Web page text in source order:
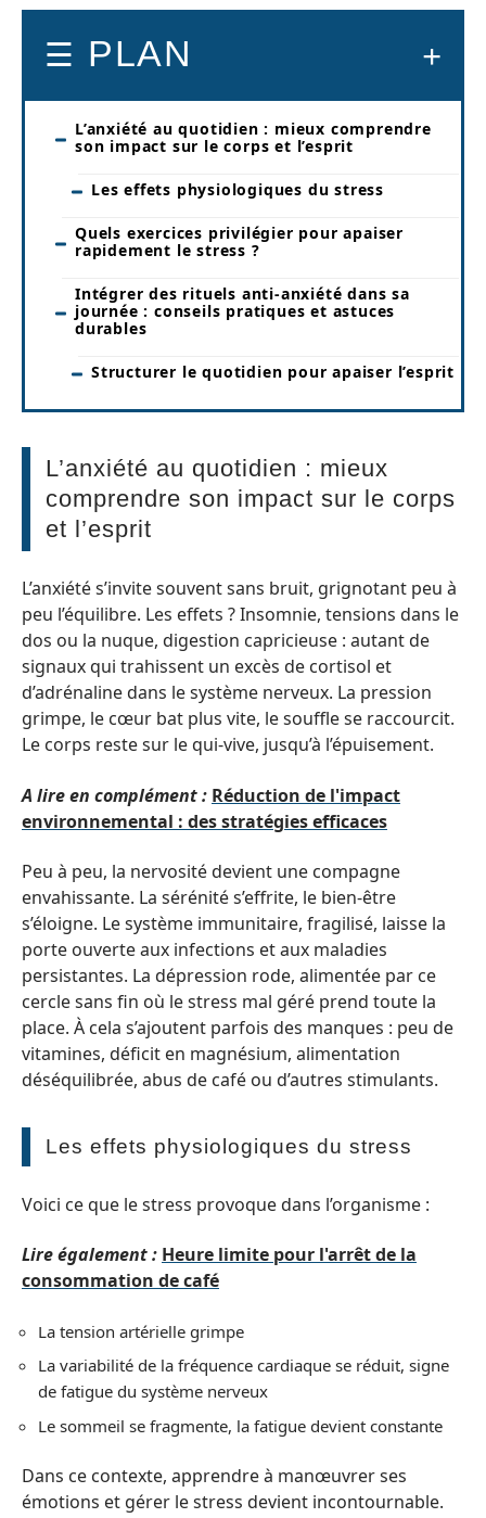
PLAN
L’anxiété au quotidien : mieux comprendre
son impact sur le corps et l’esprit
Les effets physiologiques du stress
Quels exercices privilégier pour apaiser
rapidement le stress ?
Intégrer des rituels anti-anxiété dans sa
journée : conseils pratiques et astuces
durables
Structurer le quotidien pour apaiser l’esprit
L’anxiété au quotidien : mieux
comprendre son impact sur le corps
et l’esprit
L’anxiété s’invite souvent sans bruit, grignotant peu à
peu l’équilibre. Les effets ? Insomnie, tensions dans le
dos ou la nuque, digestion capricieuse : autant de
signaux qui trahissent un excès de cortisol et
d’adrénaline dans le système nerveux. La pression
grimpe, le cœur bat plus vite, le souffle se raccourcit.
Le corps reste sur le qui-vive, jusqu’à l’épuisement.
A lire en complément : Réduction de l'impact
environnemental : des stratégies efficaces
Peu à peu, la nervosité devient une compagne
envahissante. La sérénité s’effrite, le bien-être
s’éloigne. Le système immunitaire, fragilisé, laisse la
porte ouverte aux infections et aux maladies
persistantes. La dépression rode, alimentée par ce
cercle sans fin où le stress mal géré prend toute la
place. À cela s’ajoutent parfois des manques : peu de
vitamines, déficit en magnésium, alimentation
déséquilibrée, abus de café ou d’autres stimulants.
Les effets physiologiques du stress
Voici ce que le stress provoque dans l’organisme :
Lire également : Heure limite pour l'arrêt de la
consommation de café
La tension artérielle grimpe
La variabilité de la fréquence cardiaque se réduit, signe
de fatigue du système nerveux
Le sommeil se fragmente, la fatigue devient constante
Dans ce contexte, apprendre à manœuvrer ses
émotions et gérer le stress devient incontournable.